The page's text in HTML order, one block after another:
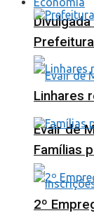
Evair de
Linhares
Famílias
2º